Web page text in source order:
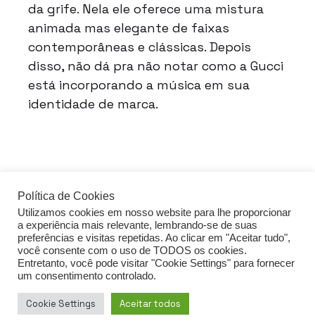
da grife. Nela ele oferece uma mistura
animada mas elegante de faixas
contemporâneas e clássicas. Depois
disso, não dá pra não notar como a Gucci
está incorporando a música em sua
identidade de marca.
acessar o guia de FDS
Política de privacidade
Direitos reservados Eat Your Nuts
Política de Cookies
Utilizamos cookies em nosso website para lhe proporcionar
a experiência mais relevante, lembrando-se de suas
preferências e visitas repetidas. Ao clicar em "Aceitar tudo",
você consente com o uso de TODOS os cookies.
Entretanto, você pode visitar "Cookie Settings" para fornecer
um consentimento controlado.
Cookie Settings Aceitar todos